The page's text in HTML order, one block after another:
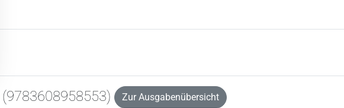
Zur Ausgabenübersicht